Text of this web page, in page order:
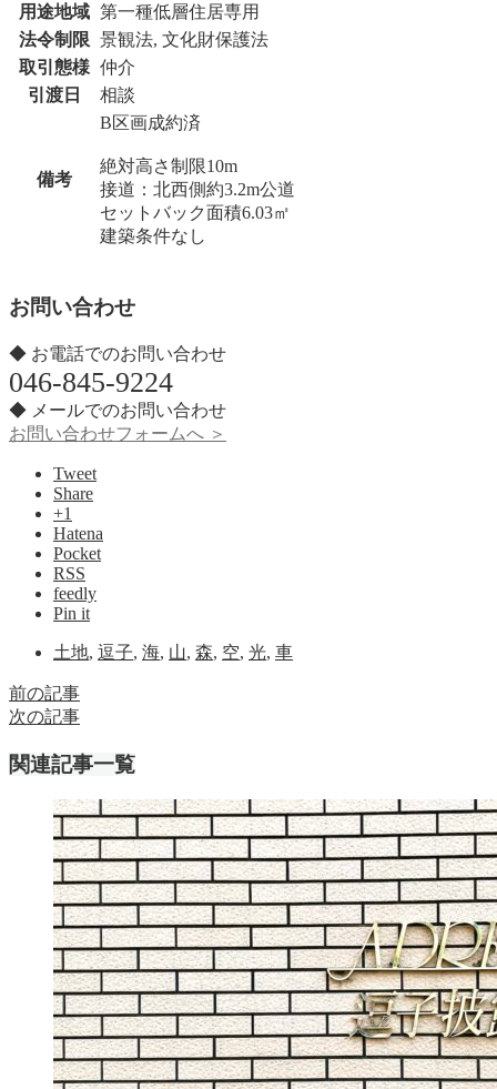
用途地域 第一種低層住居専用
法令制限 景観法, 文化財保護法
取引態様 仲介
引渡日
相談
備考
B区画成約済
絶対高さ制限10m
接道：北西側約3.2m公道
セットバック面積6.03㎡
建築条件なし
お問い合わせ
◆ お電話でのお問い合わせ
046-845-9224
◆ メールでのお問い合わせ
お問い合わせフォームへ ＞
Tweet
Share
+1
Hatena
Pocket
RSS
feedly
Pin it
土地, 逗子, 海, 山, 森, 空, 光, 車
前の記事
次の記事
関連記事一覧